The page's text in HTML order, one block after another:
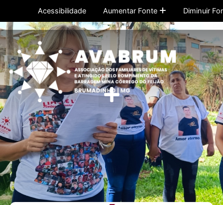
o
conteúdo
Acessibilidade Aumentar Fonte Diminuir
Menu